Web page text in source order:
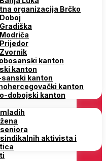
organizacija Brčko
kanton
kanton
kanton
kanton
dobojski kanton
aktivista i